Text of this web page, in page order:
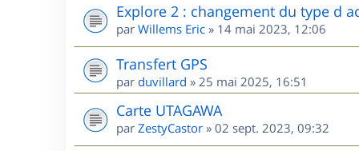
Explore 2 : changement du type d
par Willems Eric » 14 mai 2023, 12:06
Transfert GPS
par duvillard » 25 mai 2025, 16:51
Carte UTAGAWA
par ZestyCastor » 02 sept. 2023, 09:32